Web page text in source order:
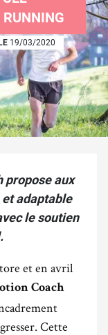
RUNNING
19/03/2020
propose aux
adaptable
le soutien
et en avril
Coach
Cette